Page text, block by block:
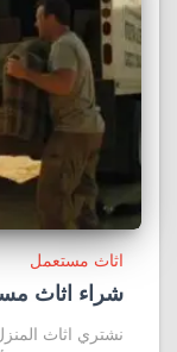
اثاث مستعمل
شراء اثاث
نشتري اثاث